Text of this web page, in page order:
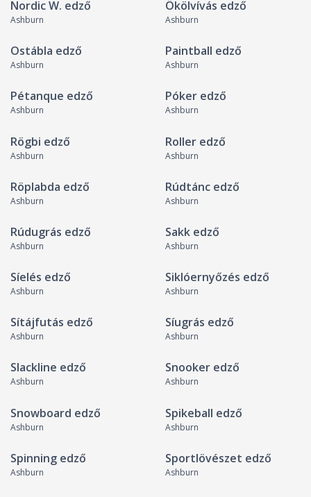
Nordic W. edző
Ashburn
Ökölvívás edző
Ashburn
Ostábla edző
Ashburn
Paintball edző
Ashburn
Pétanque edző
Ashburn
Póker edző
Ashburn
Rögbi edző
Ashburn
Roller edző
Ashburn
Röplabda edző
Ashburn
Rúdtánc edző
Ashburn
Rúdugrás edző
Ashburn
Sakk edző
Ashburn
Síelés edző
Ashburn
Siklóernyőzés edző
Ashburn
Sítájfutás edző
Ashburn
Síugrás edző
Ashburn
Slackline edző
Ashburn
Snooker edző
Ashburn
Snowboard edző
Ashburn
Spikeball edző
Ashburn
Spinning edző
Ashburn
Sportlövészet edző
Ashburn